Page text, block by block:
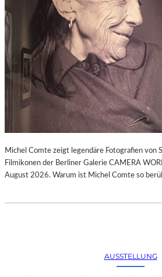
Michel Comte zeigt legendäre Fotografien von
Filmikonen der Berliner Galerie CAMERA
August 2026. Warum ist Michel Comte so
AUSSTELLUNG